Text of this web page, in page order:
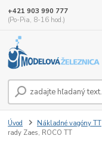
+421 903 990 777
(Po-Pia, 8-16 hod.)
Úvod Nákladné vagóny TT
rady Zaes, ROCO TT